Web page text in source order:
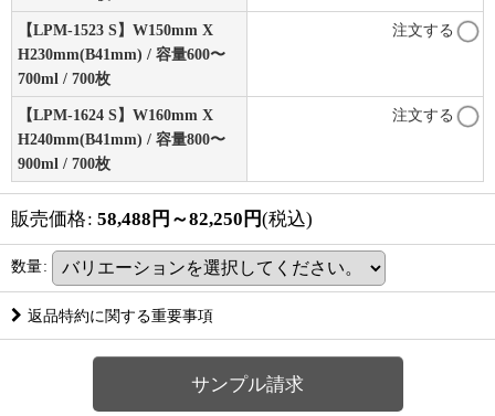
【LPM-1523 S】W150mm X
H230mm(B41mm) / 容量600〜
700ml / 700枚
注文する
【LPM-1624 S】W160mm X
H240mm(B41mm) / 容量800〜
900ml / 700枚
注文する
販売価格: 58,488 円 ～82,250 円(税込)
数量:
返品特約に関する重要事項
サンプル請求